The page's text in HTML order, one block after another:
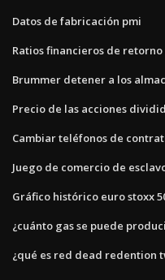
Datos de fabricación pmi
Ratios financieros de
Brummer detener a los
Precio de las acciones
Cambiar teléfonos de
Juego de comercio de
Gráfico histórico euro stoxx
¿cuánto gas se puede
¿qué es red dead redention